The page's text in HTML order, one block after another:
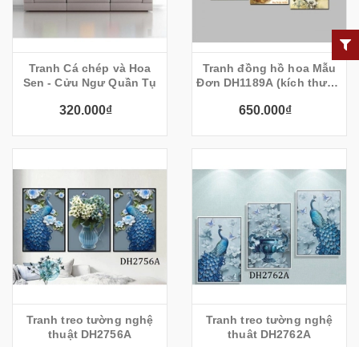
Tranh Cá chép và Hoa
Sen - Cửu Ngư Quần Tụ
320.000₫
Tranh đồng hồ hoa Mẫu
Đơn DH1189A (kích thước
650.000₫
Tranh treo tường nghệ
thuật DH2756A
Tranh treo tường nghệ
thuât DH2762A